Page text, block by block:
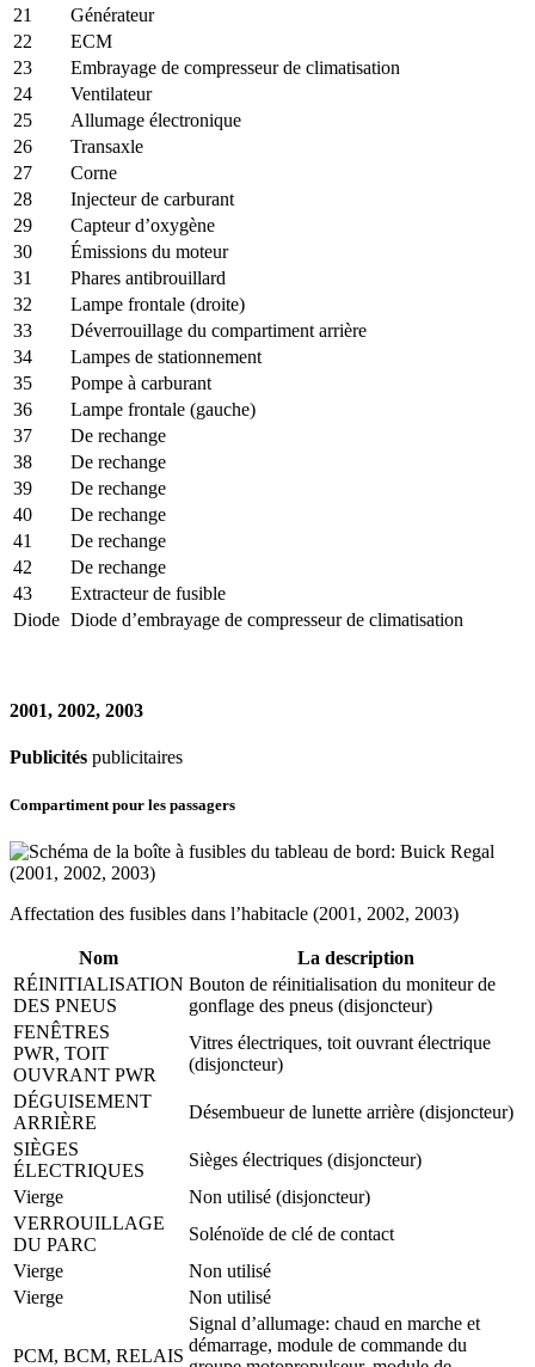
21
Générateur
22
ECM
23
Embrayage de compresseur de climatisation
24
Ventilateur
25
Allumage électronique
26
Transaxle
27
Corne
28
Injecteur de carburant
29
Capteur d’oxygène
30
Émissions du moteur
31
Phares antibrouillard
32
Lampe frontale (droite)
33
Déverrouillage du compartiment arrière
34
Lampes de stationnement
35
Pompe à carburant
36
Lampe frontale (gauche)
37
De rechange
38
De rechange
39
De rechange
40
De rechange
41
De rechange
42
De rechange
43
Extracteur de fusible
Diode Diode d’embrayage de compresseur de climatisation
2001, 2002, 2003
Publicités publicitaires
Compartiment pour les passagers
Affectation des fusibles dans l’habitacle (2001, 2002, 2003)
Nom
La description
RÉINITIALISATION
DES PNEUS
Bouton de réinitialisation du moniteur de
gonflage des pneus (disjoncteur)
FENÊTRES
PWR, TOIT
OUVRANT PWR
Vitres électriques, toit ouvrant électrique
(disjoncteur)
DÉGUISEMENT
ARRIÈRE
Désembueur de lunette arrière (disjoncteur)
SIÈGES
ÉLECTRIQUES
Sièges électriques (disjoncteur)
Vierge
Non utilisé (disjoncteur)
VERROUILLAGE
DU PARC
Solénoïde de clé de contact
Vierge
Non utilisé
Vierge
Non utilisé
PCM, BCM, RELAIS
Signal d’allumage: chaud en marche et
démarrage, module de commande du